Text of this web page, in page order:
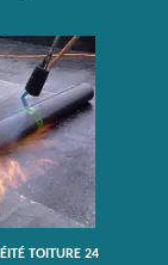
TOITURE 24